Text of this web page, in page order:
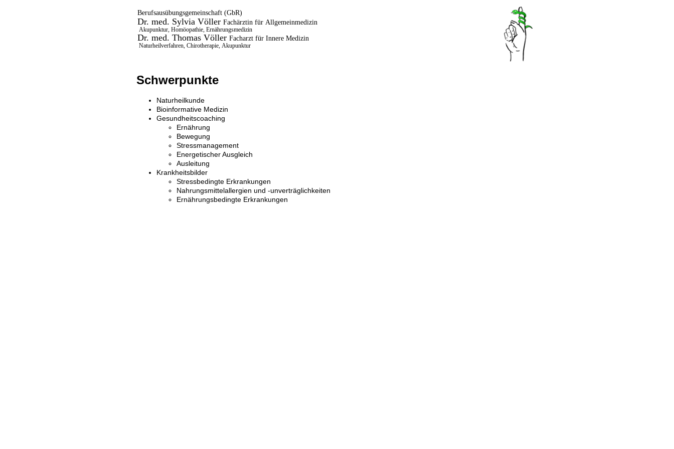
Berufsausübungsgemeinschaft (GbR)
Dr. med. Sylvia Völler Fachärztin für Allgemeinmedizin
Akupunktur, Homöopathie, Ernährungsmedizin
Dr. med. Thomas Völler Facharzt für Innere Medizin
Naturheilverfahren, Chirotherapie, Akupunktur
Schwerpunkte
Naturheilkunde
Bioinformative Medizin
Gesundheitscoaching
Ernährung
Bewegung
Stressmanagement
Energetischer Ausgleich
Ausleitung
Krankheitsbilder
Stressbedingte Erkrankungen
Nahrungsmittelallergien und -unverträglichkeiten
Ernährungsbedingte Erkrankungen